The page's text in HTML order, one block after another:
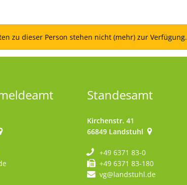
zu dieser Person stehen nicht (mehr) zur Verfügung.
Standesamt
Kirchenstr. 41
66849 Landstuhl
+49 6371 83-0
+49 6371 83-180
vg@landstuhl.de